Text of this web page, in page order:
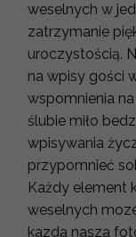
weselnych w
zatrzymanie
uroczystością.
na wpisy gości
wspomnienia
ślubie miło
wpisywania
przypomnieć
Każdy element
weselnych
kazda nasza